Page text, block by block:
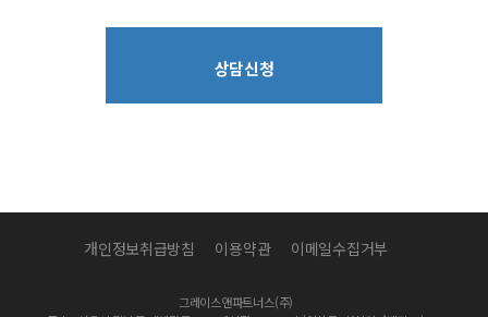
상담신청
개인정보취급방침 이용약관 이메일수집거부
그레이스앤파트너스(주)